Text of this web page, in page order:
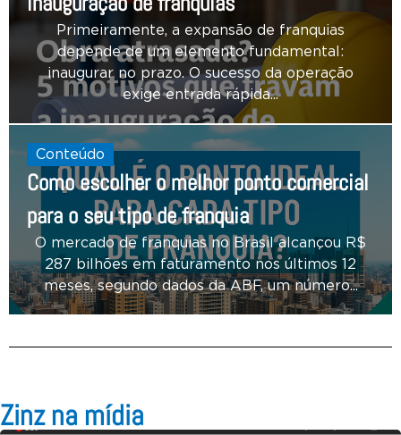
Primeiramente, a expansão de franquias
depende de um elemento fundamental:
inaugurar no prazo. O sucesso da operação
exige entrada rápida...
Conteúdo
Como escolher o melhor ponto comercial
para o seu tipo de franquia
O mercado de franquias no Brasil alcançou R$
287 bilhões em faturamento nos últimos 12
meses, segundo dados da ABF, um número...
Zinz na mídia